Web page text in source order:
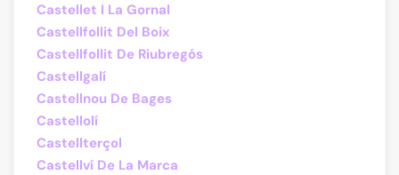
Castellet I La Gornal
Castellfollit Del Boix
Castellfollit De Riubregós
Castellgalí
Castellnou De Bages
Castellolí
Castellterçol
Castellví De La Marca